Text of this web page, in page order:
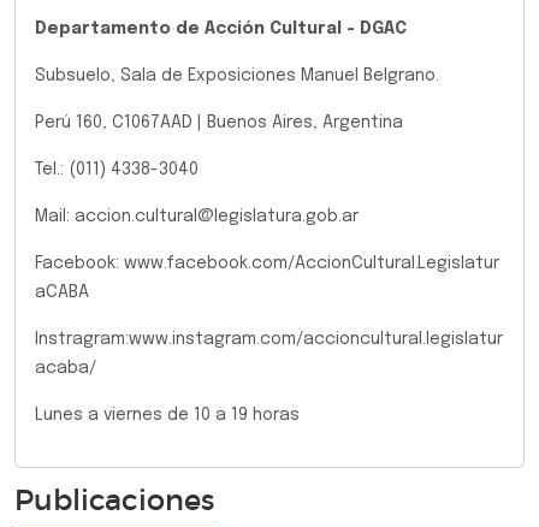
Departamento de Acción Cultural - DGAC
Subsuelo, Sala de Exposiciones Manuel Belgrano.
Perú 160, C1067AAD | Buenos Aires, Argentina
Tel.: (011) 4338-3040
Mail: accion.cultural@legislatura.gob.ar
Facebook: www.facebook.com/AccionCultural.Legislatur
aCABA
Instragram:www.instagram.com/accioncultural.legislatur
acaba/
Lunes a viernes de 10 a 19 horas
Publicaciones